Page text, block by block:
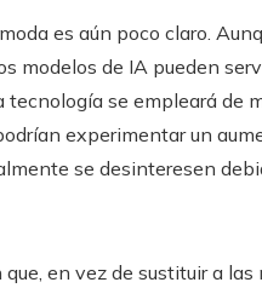
es aún poco claro.
modelos de IA pueden
se empleará de
experimentar un
se desinteresen
en vez de sustituir a las